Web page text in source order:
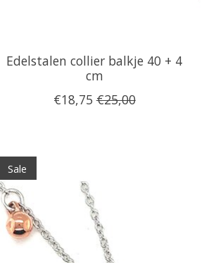
Edelstalen collier balkje 40 + 4
cm
€18,75 €25,00
Sale